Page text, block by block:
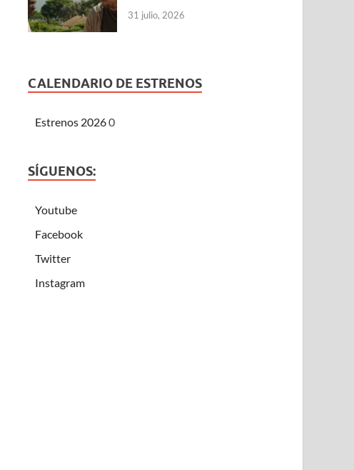
31 julio, 2026
CALENDARIO DE ESTRENOS
Estrenos 20260
SÍGUENOS:
Youtube
Facebook
Twitter
Instagram